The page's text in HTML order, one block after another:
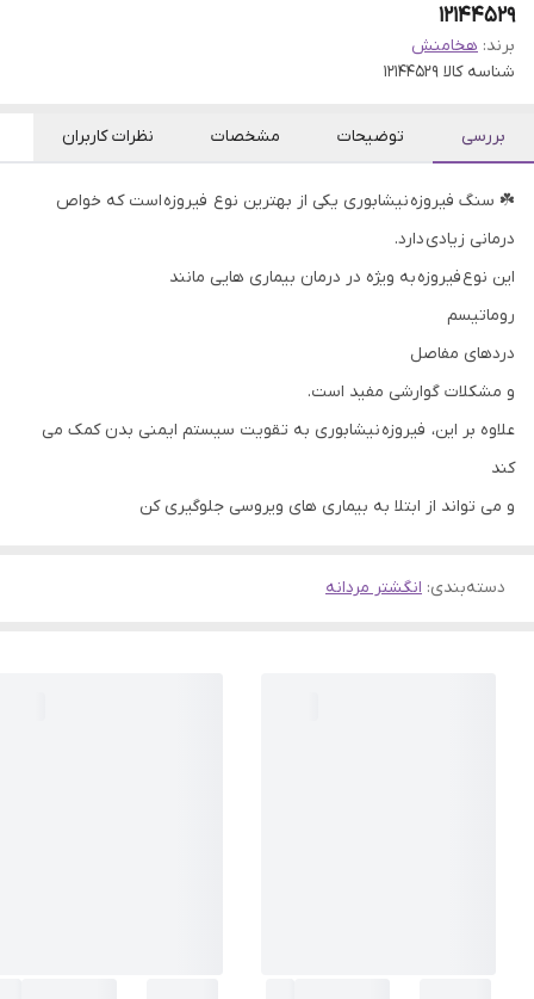
12144529
برند: هخامنش
شناسه کالا 12144529
بررسی توضیحات مشخصات نظرات کاربران
☘️ سنگ فیروزه نیشابوری یکی از بهترین نوع فیروزه است که خواص
درمانی زیادی دارد.
این نوع فیروزه به ویژه در درمان بیماری هایی مانند
روماتیسم
دردهای مفاصل
و مشکلات گوارشی مفید است.
علاوه بر این، فیروزه نیشابوری به تقویت سیستم ایمنی بدن کمک می
کند
و می تواند از ابتلا به بیماری های ویروسی جلوگیری کن
دسته‌بندی: انگشتر مردانه